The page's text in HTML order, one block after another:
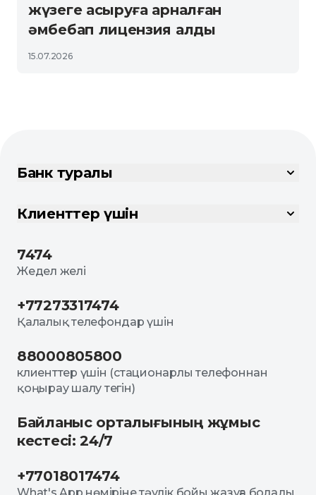
жүзеге асыруға арналған
әмбебап лицензия алды
15.07.2026
Банк туралы
Клиенттер үшін
7474
Жедел желі
+77273317474
Қалалық телефондар үшін
88000805800
клиенттер үшін (стационарлы телефоннан
қоңырау шалу тегін)
Байланыс орталығының жұмыс
кестесі: 24/7
+77018017474